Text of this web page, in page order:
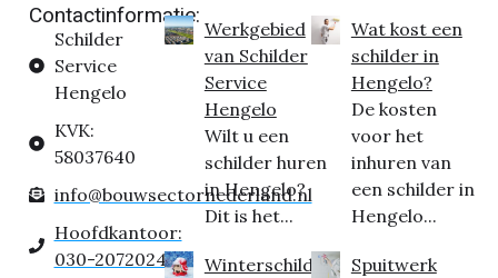
Contactinformatie:
Schilder
Service
Hengelo
KVK:
58037640
info@bouwsectornederland.nl
Hoofdkantoor:
030-2072024
Werkgebied
van Schilder
Service
Hengelo
Wilt u een
schilder huren
in Hengelo?
Dit is het...
Winterschilder
Wat kost een
schilder in
Hengelo?
De kosten
voor het
inhuren van
een schilder in
Hengelo...
Spuitwerk